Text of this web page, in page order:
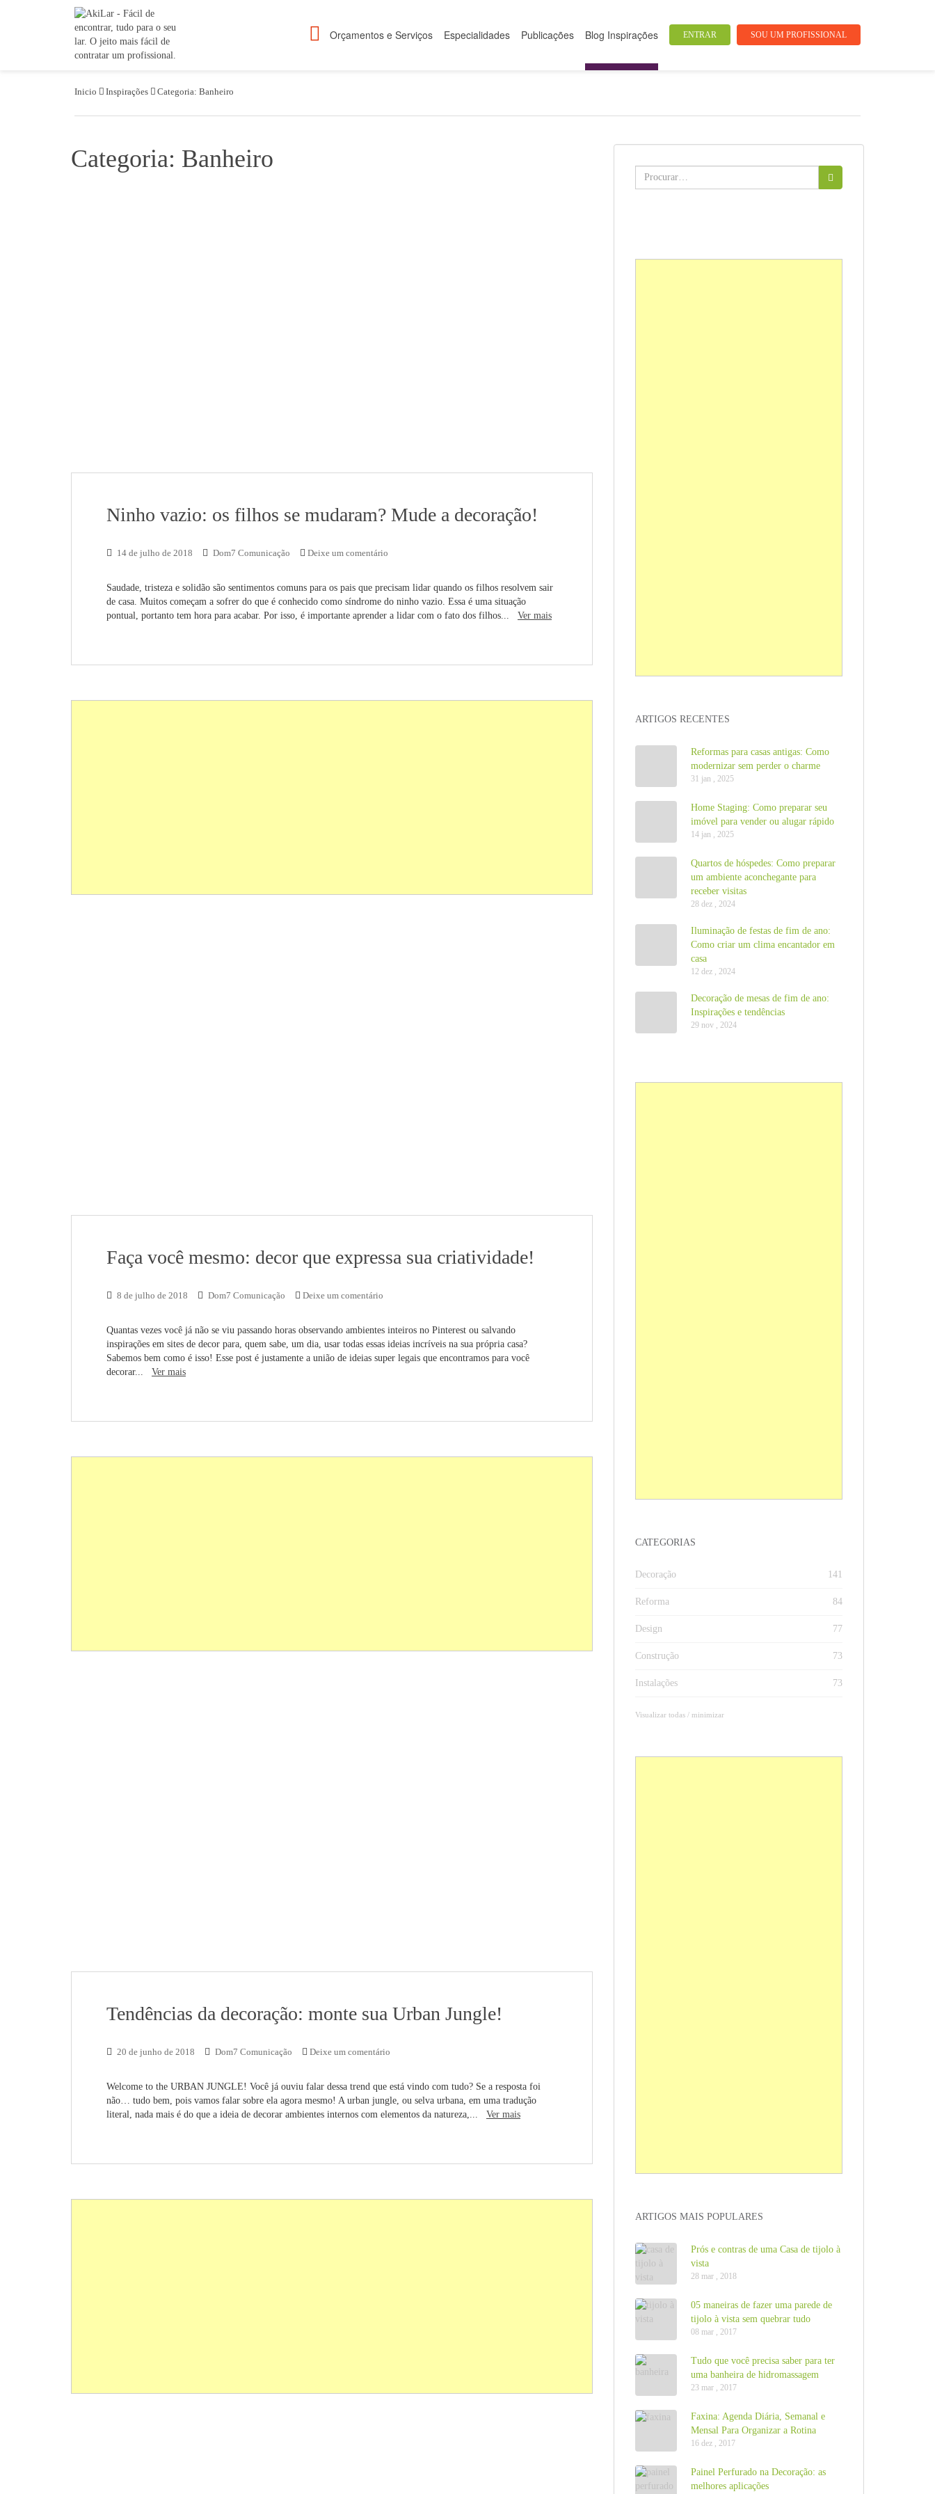
ENTRAR SOU UM PROFISSIONAL
Orçamentos e Serviços Especialidades Publicações Blog Inspirações
Inicio Inspirações Categoria: Banheiro
Categoria: Banheiro
Ninho vazio: os filhos se mudaram? Mude a decoração!
14 de julho de 2018 Dom7 Comunicação Deixe um comentário
Saudade, tristeza e solidão são sentimentos comuns para os pais que precisam lidar quando os filhos resolvem sair
de casa. Muitos começam a sofrer do que é conhecido como síndrome do ninho vazio. Essa é uma situação
pontual, portanto tem hora para acabar. Por isso, é importante aprender a lidar com o fato dos filhos... Ver mais
Faça você mesmo: decor que expressa sua criatividade!
8 de julho de 2018 Dom7 Comunicação Deixe um comentário
Quantas vezes você já não se viu passando horas observando ambientes inteiros no Pinterest ou salvando
inspirações em sites de decor para, quem sabe, um dia, usar todas essas ideias incríveis na sua própria casa?
Sabemos bem como é isso! Esse post é justamente a união de ideias super legais que encontramos para você
decorar... Ver mais
Tendências da decoração: monte sua Urban Jungle!
20 de junho de 2018 Dom7 Comunicação Deixe um comentário
Welcome to the URBAN JUNGLE! Você já ouviu falar dessa trend que está vindo com tudo? Se a resposta foi
não… tudo bem, pois vamos falar sobre ela agora mesmo! A urban jungle, ou selva urbana, em uma tradução
literal, nada mais é do que a ideia de decorar ambientes internos com elementos da natureza,... Ver mais
Buscar:
ARTIGOS RECENTES
Reformas para casas antigas: Como
modernizar sem perder o charme
31 jan , 2025
Home Staging: Como preparar seu
imóvel para vender ou alugar rápido
14 jan , 2025
Quartos de hóspedes: Como preparar
um ambiente aconchegante para
receber visitas
28 dez , 2024
Iluminação de festas de fim de ano:
Como criar um clima encantador em
casa
12 dez , 2024
Decoração de mesas de fim de ano:
Inspirações e tendências
29 nov , 2024
CATEGORIAS
Decoração 141
Reforma 84
Design 77
Construção 73
Instalações 73
Visualizar todas / minimizar
ARTIGOS MAIS POPULARES
Prós e contras de uma Casa de tijolo à
vista
28 mar , 2018
05 maneiras de fazer uma parede de
tijolo à vista sem quebrar tudo
08 mar , 2017
Tudo que você precisa saber para ter
uma banheira de hidromassagem
23 mar , 2017
Faxina: Agenda Diária, Semanal e
Mensal Para Organizar a Rotina
16 dez , 2017
Painel Perfurado na Decoração: as
melhores aplicações